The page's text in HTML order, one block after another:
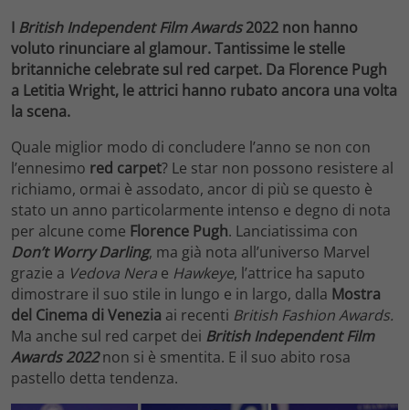
I British Independent Film Awards2022 non hanno
voluto rinunciare al glamour. Tantissime le stelle
britanniche celebrate sul red carpet. Da Florence Pugh
a Letitia Wright, le attrici hanno rubato ancora una volta
la scena.
Quale miglior modo di concludere l’anno se non con
l’ennesimo red carpet? Le star non possono resistere al
richiamo, ormai è assodato, ancor di più se questo è
stato un anno particolarmente intenso e degno di nota
per alcune come Florence Pugh. Lanciatissima con
Don’t Worry Darling, ma già nota all’universo Marvel
grazie a Vedova Nera e Hawkeye, l’attrice ha saputo
dimostrare il suo stile in lungo e in largo, dalla Mostra
del Cinema di Venezia ai recenti British Fashion Awards.
Ma anche sul red carpet dei British Independent Film
Awards 2022non si è smentita. E il suo abito rosa
pastello detta tendenza.